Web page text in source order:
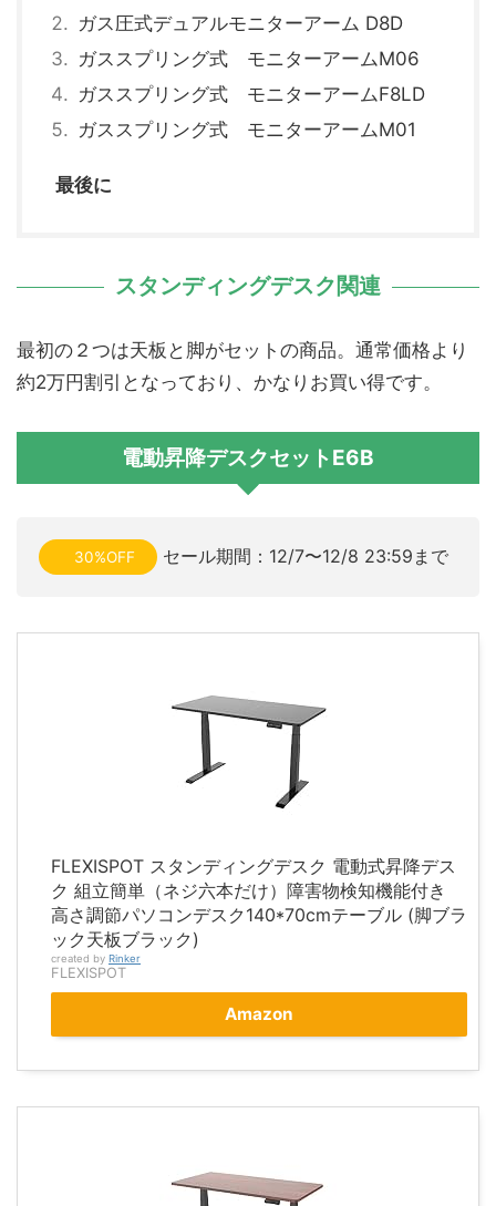
ガス圧式デュアルモニターアーム D8D
ガススプリング式 モニターアームM06
ガススプリング式 モニターアームF8LD
ガススプリング式 モニターアームM01
最後に
スタンディングデスク関連
最初の２つは天板と脚がセットの商品。通常価格より
約2万円割引となっており、かなりお買い得です。
電動昇降デスクセットE6B
30%OFF セール期間：12/7〜12/8 23:59まで
FLEXISPOT スタンディングデスク 電動式昇降デス
ク 組立簡単（ネジ六本だけ）障害物検知機能付き
高さ調節パソコンデスク140*70cmテーブル (脚ブラ
ック天板ブラック)
created by Rinker
FLEXISPOT
Amazon